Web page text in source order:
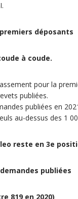
déposants
à coude.
pour la
publiées.
publiées en
au-dessus des 1
reste en 3e
publiées
819 en 2020)